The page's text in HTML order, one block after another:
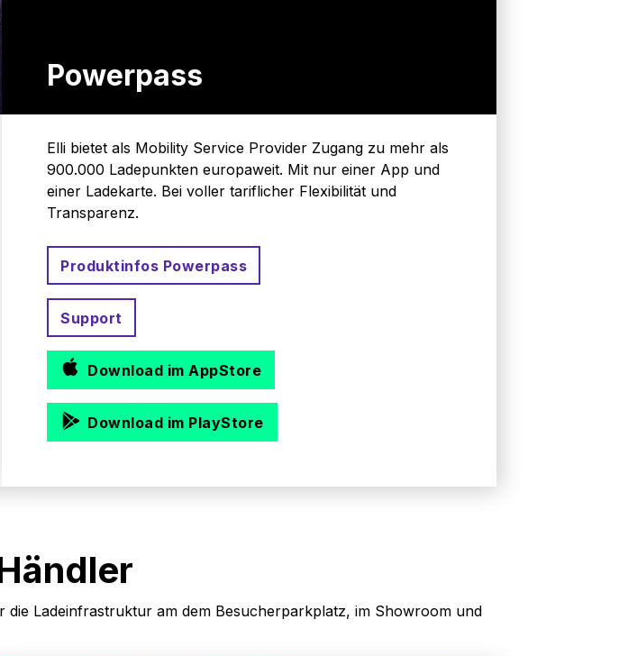
Powerpass
Elli bietet als Mobility Service Provider Zugang zu mehr als
900.000 Ladepunkten europaweit. Mit nur einer App und
einer Ladekarte. Bei voller tariflicher Flexibilität und
Transparenz.
Produktinfos Powerpass
Support
Download im AppStore
Download im PlayStore
Ladeinfrastruktur am dem Besucherparkplatz, im Showroom und